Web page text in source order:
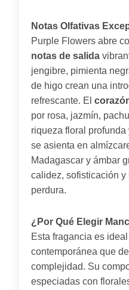
Notas Olfativas
Purple Flowers abre
notas de salida
jengibre, pimienta
de higo crean una
refrescante. El
por rosa, jazmín,
riqueza floral profunda
se asienta en
Madagascar y ámbar
calidez, sofisticación
perdura.
¿Por Qué Elegir
Esta fragancia es
contemporánea que
complejidad. Su
especiadas con